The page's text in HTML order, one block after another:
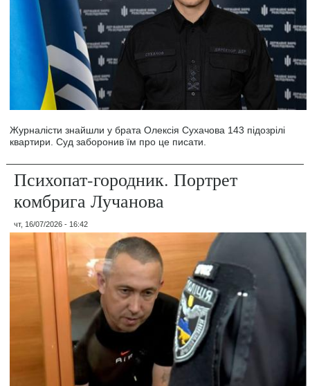
Журналісти знайшли у брата Олексія Сухачова 143 підозрілі
квартири. Суд заборонив їм про це писати.
Психопат-городник. Портрет
комбрига Лучанова
чт, 16/07/2026 - 16:42